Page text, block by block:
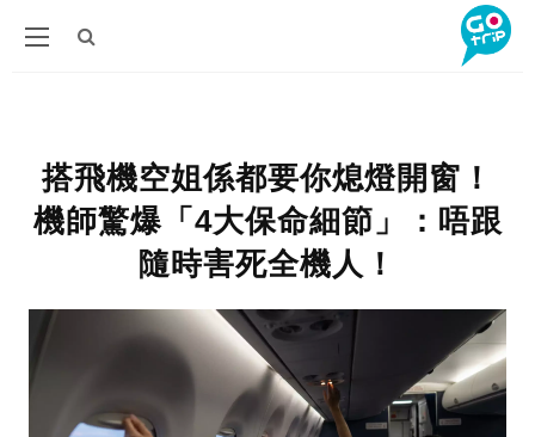
搭飛機空姐係都要你熄燈開窗！
機師驚爆「4大保命細節」：唔跟
隨時害死全機人！